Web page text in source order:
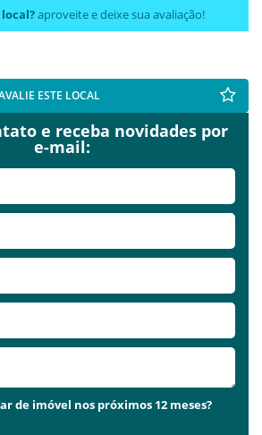
aproveite e deixe sua avaliação!
ESTE LOCAL
e receba novidades por
e-mail:
de imóvel nos próximos 12 meses?